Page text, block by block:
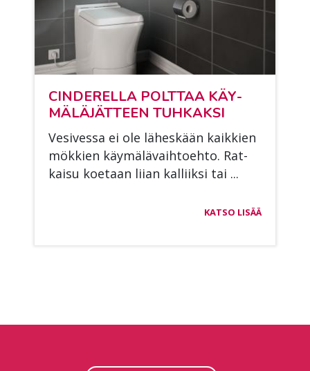
CIN­DE­REL­LA POLT­TAA KÄY­
MÄ­LÄ­JÄT­TEEN TUH­KAK­SI
Ve­si­ves­sa ei ole lä­hes­kään kaik­kien
mök­kien käy­mä­lä­vaih­toeh­to. Rat­
kai­su koe­taan lii­an kal­liik­si tai ...
KATSO LISÄÄ